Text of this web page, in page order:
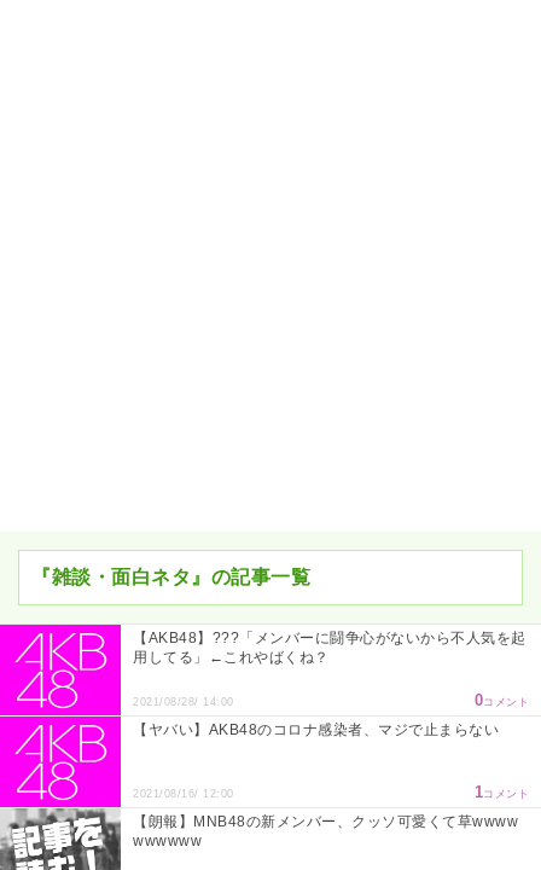
『雑談・面白ネタ』の記事一覧
【AKB48】???「メンバーに闘争心がないから不人気を起
用してる」←これやばくね？
2021/08/28/ 14:00 0コメント
【ヤバい】AKB48のコロナ感染者、マジで止まらない
2021/08/16/ 12:00 1コメント
【朗報】MNB48の新メンバー、クッソ可愛くて草wwww
wwwwww